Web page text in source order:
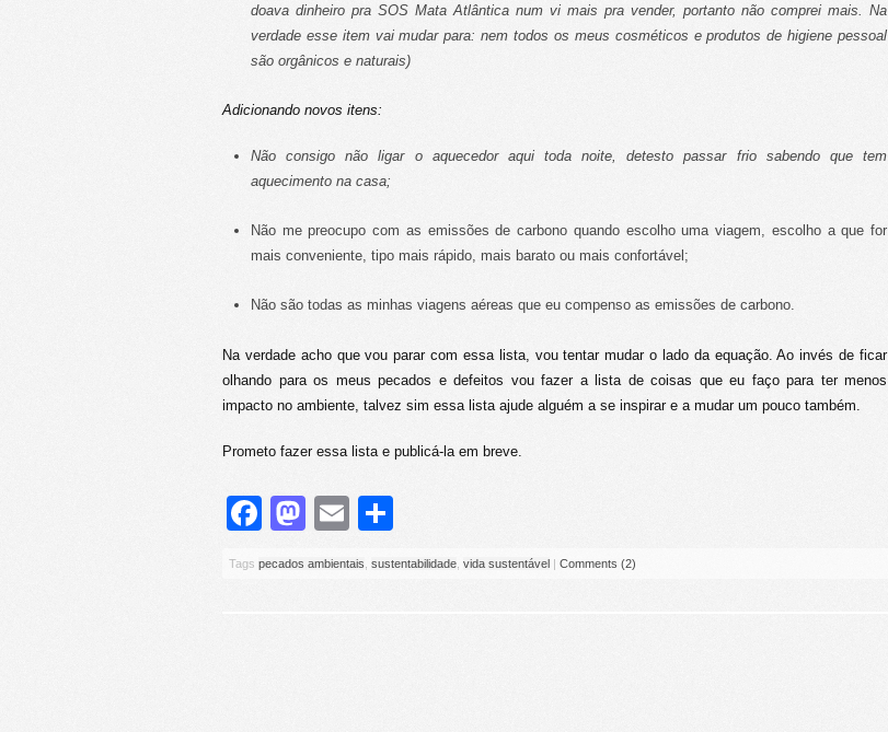
doava dinheiro pra SOS Mata Atlântica num vi mais pra vender, portanto não comprei mais. Na
verdade esse item vai mudar para: nem todos os meus cosméticos e produtos de higiene pessoal
são orgânicos e naturais)
Adicionando novos itens:
Não consigo não ligar o aquecedor aqui toda noite, detesto passar frio sabendo que tem
aquecimento na casa;
Não me preocupo com as emissões de carbono quando escolho uma viagem, escolho a que for
mais conveniente, tipo mais rápido, mais barato ou mais confortável;
Não são todas as minhas viagens aéreas que eu compenso as emissões de carbono.
Na verdade acho que vou parar com essa lista, vou tentar mudar o lado da equação. Ao invés de ficar
olhando para os meus pecados e defeitos vou fazer a lista de coisas que eu faço para ter menos
impacto no ambiente, talvez sim essa lista ajude alguém a se inspirar e a mudar um pouco também.
Prometo fazer essa lista e publicá-la em breve.
Facebook
Mastodon
Email
Tags pecados ambientais sustentabilidade vida sustentável | Comments (2)